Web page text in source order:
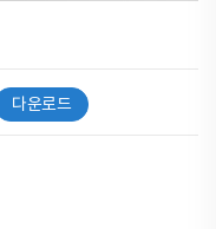
다운로드